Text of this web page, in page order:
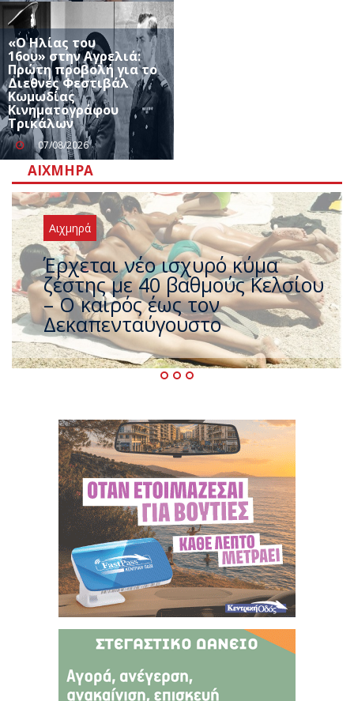
«Ο Ηλίας του
16ου» στην Αγρελιά:
Πρώτη προβολή για το
Διεθνές Φεστιβάλ
Κωμωδίας
Κινηματογράφου
Τρικάλων
07/08/2026
ΑΙΧΜΗΡΆ
Αιχμηρά
Άφαντος ο Τσίπρας… την ώρα
που η χώρα καίγεται